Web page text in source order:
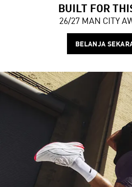
BUILT FOR
26/27 MAN CITY
BELANJA